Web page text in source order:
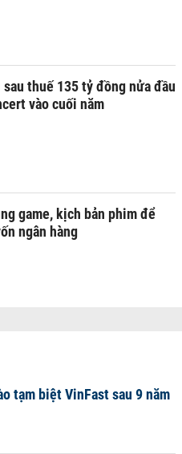
sau thuế 135 tỷ đồng nửa đầu
vào cuối năm
game, kịch bản phim để
ngân hàng
tạm biệt VinFast sau 9 năm